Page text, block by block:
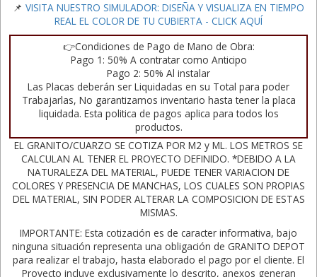
📌 VISITA NUESTRO SIMULADOR: DISEÑA Y VISUALIZA EN TIEMPO
REAL EL COLOR DE TU CUBIERTA - CLICK AQUÍ
👉Condiciones de Pago de Mano de Obra:
Pago 1: 50% A contratar como Anticipo
Pago 2: 50% Al instalar
Las Placas deberán ser Liquidadas en su Total para poder
Trabajarlas, No garantizamos inventario hasta tener la placa
liquidada. Esta politica de pagos aplica para todos los
productos.
EL GRANITO/CUARZO SE COTIZA POR M2 y ML. LOS METROS SE
CALCULAN AL TENER EL PROYECTO DEFINIDO. *DEBIDO A LA
NATURALEZA DEL MATERIAL, PUEDE TENER VARIACION DE
COLORES Y PRESENCIA DE MANCHAS, LOS CUALES SON PROPIAS
DEL MATERIAL, SIN PODER ALTERAR LA COMPOSICION DE ESTAS
MISMAS.
IMPORTANTE: Esta cotización es de caracter informativa, bajo
ninguna situación representa una obligación de GRANITO DEPOT
para realizar el trabajo, hasta elaborado el pago por el cliente. El
Proyecto incluye exclusivamente lo descrito, anexos generan